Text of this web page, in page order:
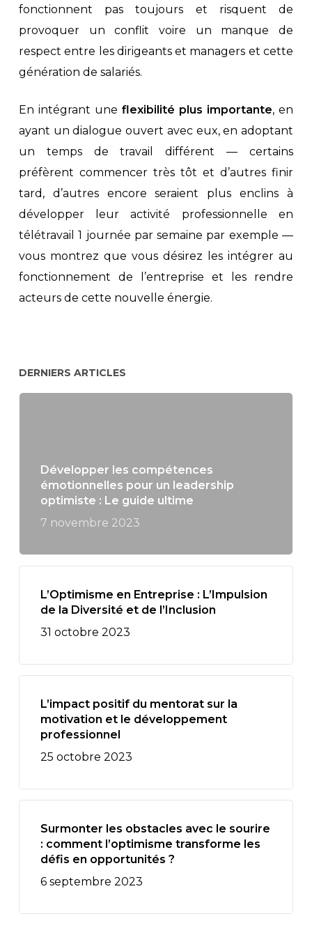
fonctionnent pas toujours et risquent de
provoquer un conflit voire un manque de
respect entre les dirigeants et managers et cette
génération de salariés.
En intégrant une flexibilité plus importante, en
ayant un dialogue ouvert avec eux, en adoptant
un temps de travail différent — certains
préfèrent commencer très tôt et d’autres finir
tard, d’autres encore seraient plus enclins à
développer leur activité professionnelle en
télétravail 1 journée par semaine par exemple —
vous montrez que vous désirez les intégrer au
fonctionnement de l’entreprise et les rendre
acteurs de cette nouvelle énergie.
DERNIERS ARTICLES
Développer les compétences
émotionnelles pour un leadership
optimiste : Le guide ultime
7 novembre 2023
L’Optimisme en Entreprise : L’Impulsion
de la Diversité et de l’Inclusion
31 octobre 2023
L’impact positif du mentorat sur la
motivation et le développement
professionnel
25 octobre 2023
Surmonter les obstacles avec le sourire
: comment l’optimisme transforme les
défis en opportunités ?
6 septembre 2023